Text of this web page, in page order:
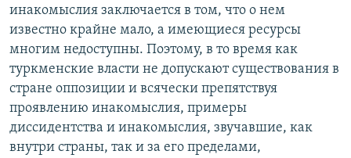
инакомыслия заключается в том, что о нем
известно крайне мало, а имеющиеся ресурсы
многим недоступны. Поэтому, в то время как
туркменские власти не допускают существования в
стране оппозиции и всячески препятствуя
проявлению инакомыслия, примеры
диссидентства и инакомыслия, звучавшие, как
внутри страны, так и за его пределами,